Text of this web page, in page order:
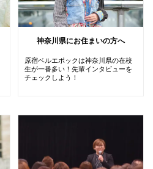
神奈川県にお住まいの方へ
原宿ベルエポックは神奈川県の在校
生が一番多い！先輩インタビューを
チェックしよう！